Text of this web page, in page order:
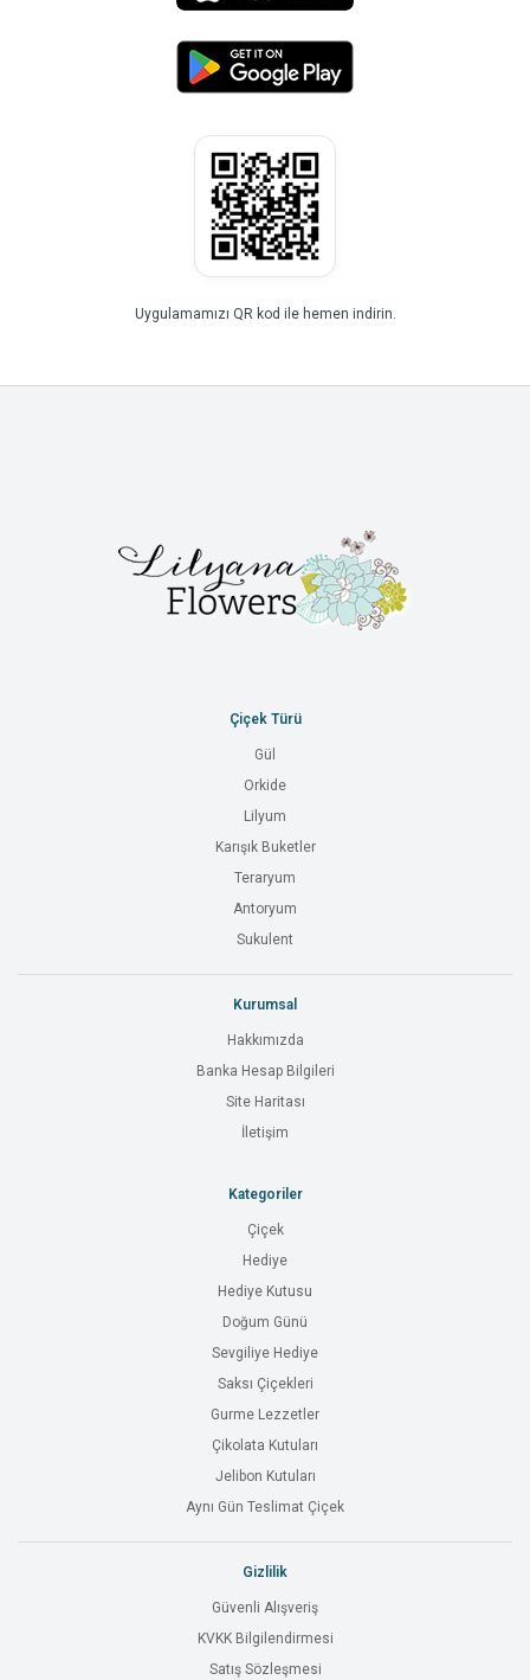
Uygulamamızı QR kod ile hemen indirin.
Çiçek Türü
Gül
Orkide
Lilyum
Karışık Buketler
Teraryum
Antoryum
Sukulent
Kurumsal
Hakkımızda
Banka Hesap Bilgileri
Site Haritası
İletişim
Kategoriler
Çiçek
Hediye
Hediye Kutusu
Doğum Günü
Sevgiliye Hediye
Saksı Çiçekleri
Gurme Lezzetler
Çikolata Kutuları
Jelibon Kutuları
Aynı Gün Teslimat Çiçek
Gizlilik
Güvenli Alışveriş
KVKK Bilgilendirmesi
Satış Sözleşmesi